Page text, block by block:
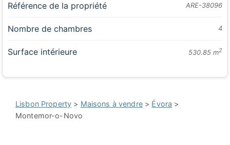
Référence de la propriété ARE-38096
Nombre de chambres 4
Surface intérieure 530.85 m2
Lisbon Property > Maisons à vendre> Évora >
Montemor-o-Novo